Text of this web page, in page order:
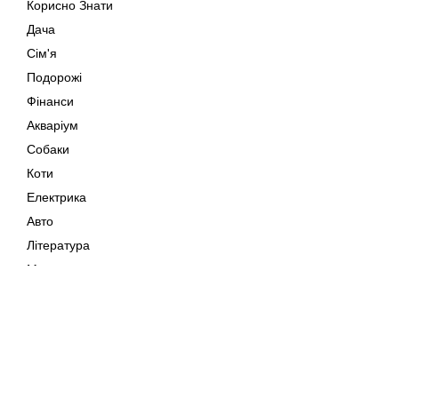
Корисно Знати
Дача
Сім'я
Подорожі
Фінанси
Акваріум
Собаки
Коти
Електрика
Авто
Література
Музика